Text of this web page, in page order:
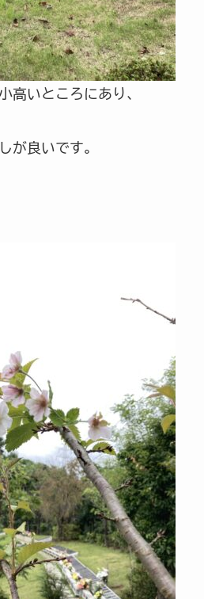
高いところにあり、
が良いです。